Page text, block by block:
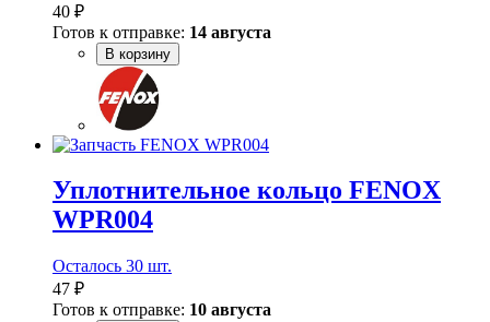
40 ₽
Готов к отправке: 14 августа
В корзину
Уплотнительное кольцо FENOX
WPR004
Осталось 30 шт.
47 ₽
Готов к отправке: 10 августа